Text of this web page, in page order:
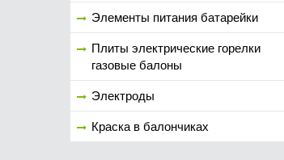
Элементы питания батарейки
Плиты электрические горелки
газовые балоны
Электроды
Краска в балончиках